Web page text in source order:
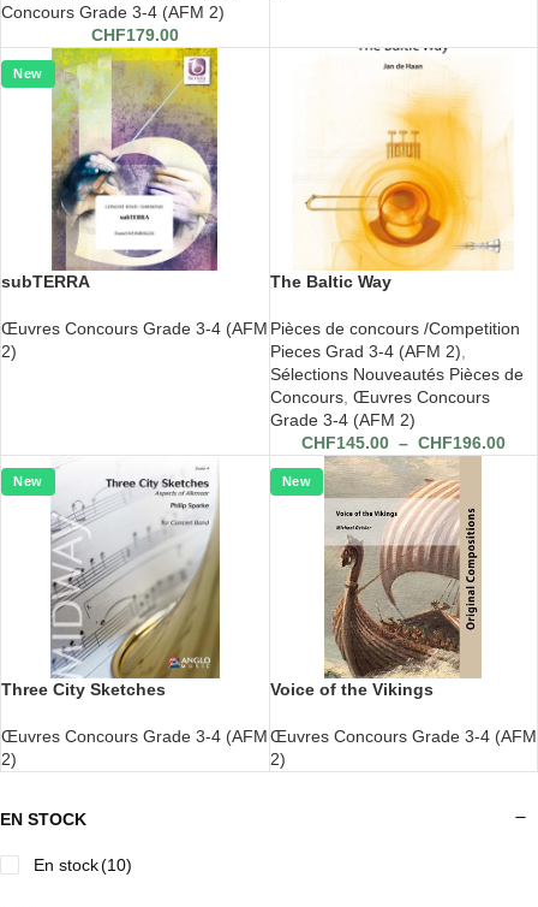
EN STOCK
En stock(10)
Concours Grade 3-4 (AFM 2)
CHF179.00
New
subTERRA
Œuvres Concours Grade 3-4 (AFM
2)
The Baltic Way
Pièces de concours /Competition
Pieces Grad 3-4 (AFM 2)
Sélections Nouveautés Pièces de
Concours, Œuvres Concours
Grade 3-4 (AFM 2)
CHF145.00 – CHF196.00
New
Three City Sketches
Œuvres Concours Grade 3-4 (AFM
2)
New
Voice of the Vikings
Œuvres Concours Grade 3-4 (AFM
2)